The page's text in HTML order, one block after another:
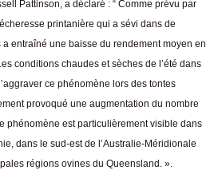
Pattinson, a déclaré : “ Comme prévu par
printanière qui a sévi dans de
entraîné une baisse du rendement moyen en
conditions chaudes et sèches de l’été dans
ce phénomène lors des tontes
provoqué une augmentation du nombre
phénomène est particulièrement visible dans
dans le sud-est de l’Australie-Méridionale
régions ovines du Queensland. ».